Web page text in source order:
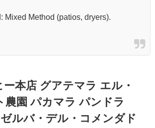
Mixed Method (patios, dryers).
ー本店 グアテマラ エル・
農園 パカマラ パンドラ
ルバ・デル・コメンダド